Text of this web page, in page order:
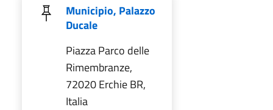
Municipio, Palazzo
Ducale
Piazza Parco delle
Rimembranze,
72020 Erchie BR,
Italia